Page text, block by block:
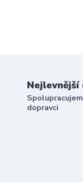
Nejlevnější
dopravci